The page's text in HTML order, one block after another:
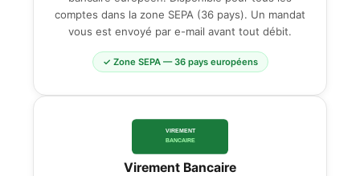
comptes dans la zone SEPA (36 pays). Un mandat
vous est envoyé par e-mail avant tout débit.
✓ Zone SEPA — 36 pays européens
VIREMENT
BANCAIRE
Virement Bancaire